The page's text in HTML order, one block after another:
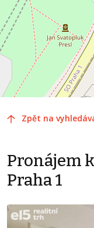
Zpět na
Pronájem
Praha 1